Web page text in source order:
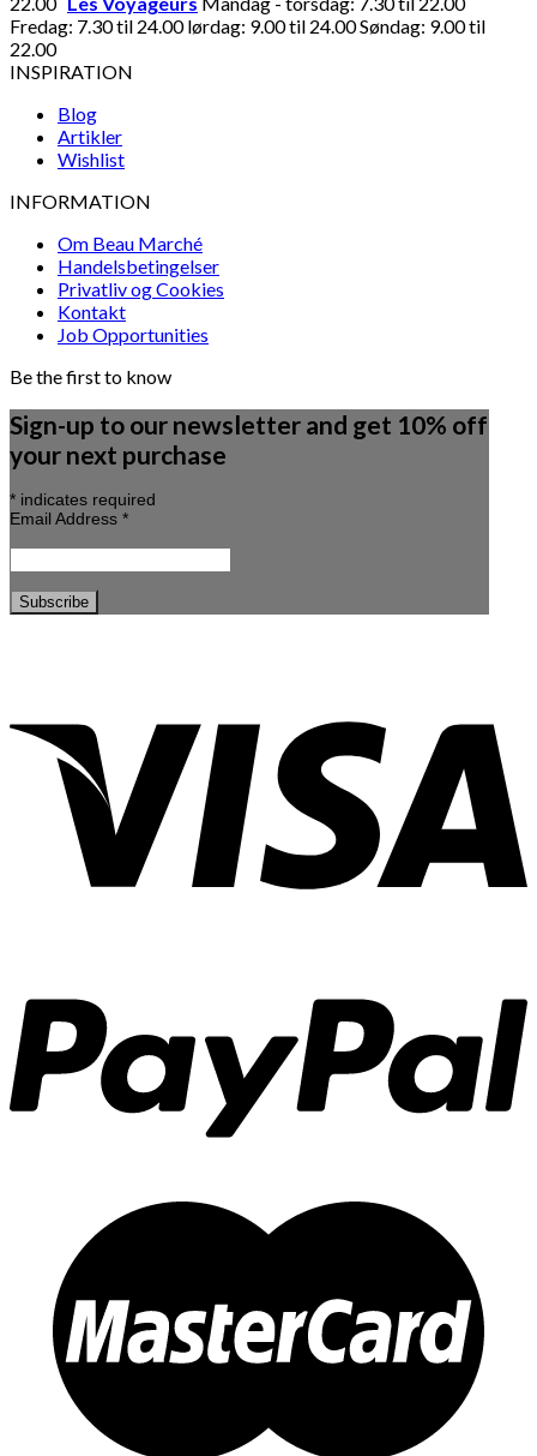
Fredag: 7.30 til 24.00 lørdag: 9.00 til 24.00 Søndag: 9.00 til
22.00
INSPIRATION
Blog
Artikler
Wishlist
INFORMATION
Om Beau Marché
Handelsbetingelser
Privatliv og Cookies
Kontakt
Job Opportunities
Be the first to know
Sign-up to our newsletter and get 10% off
your next purchase
* indicates required
Email Address *